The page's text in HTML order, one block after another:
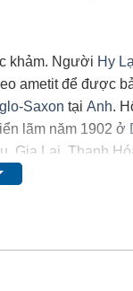
khảm. Người Hy
ametit để được
Saxon tại Anh.
lãm năm 1902 ở
Gia Lai, Thanh
chất